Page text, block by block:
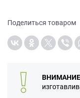
Поделиться товаром